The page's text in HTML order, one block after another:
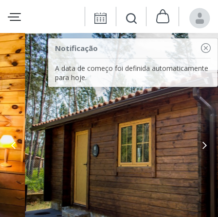
Notificação
A data de começo foi definida automaticamente
para hoje.